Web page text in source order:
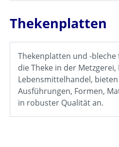
Thekenplatten
Thekenplatten und -bleche
die Theke in der
Lebensmittelhandel,
Ausführungen, Formen,
in robuster Qualität an.